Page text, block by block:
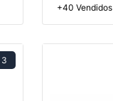
+40 Vendidos
3